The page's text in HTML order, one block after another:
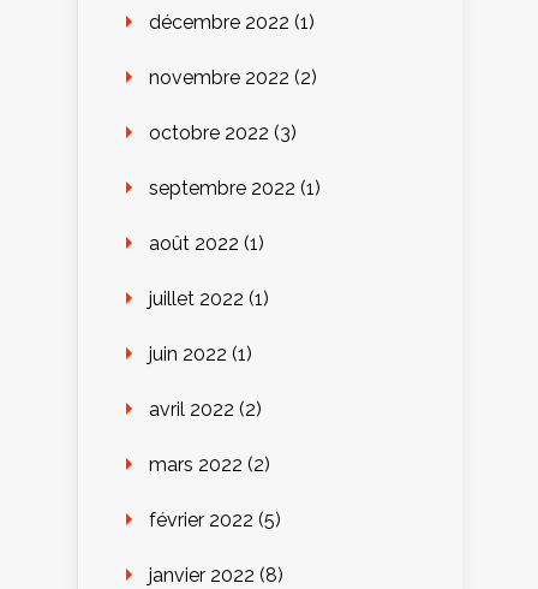
décembre 2022 (1)
novembre 2022 (2)
octobre 2022 (3)
septembre 2022 (1)
août 2022 (1)
juillet 2022 (1)
juin 2022 (1)
avril 2022 (2)
mars 2022 (2)
février 2022 (5)
janvier 2022 (8)